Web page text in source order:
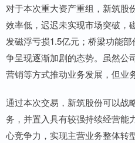
对于本次重大资产重组，新筑股
效率低，迟迟未实现市场突破，
发磁浮亏损1.5亿元；桥梁功能
争呈现逐渐加剧的态势。虽然公
营销等方式推动业务发展，但业
通过本次交易，新筑股份可以战
务，并置入具有较强持续经营能
心竞争力，实现主营业务整体转